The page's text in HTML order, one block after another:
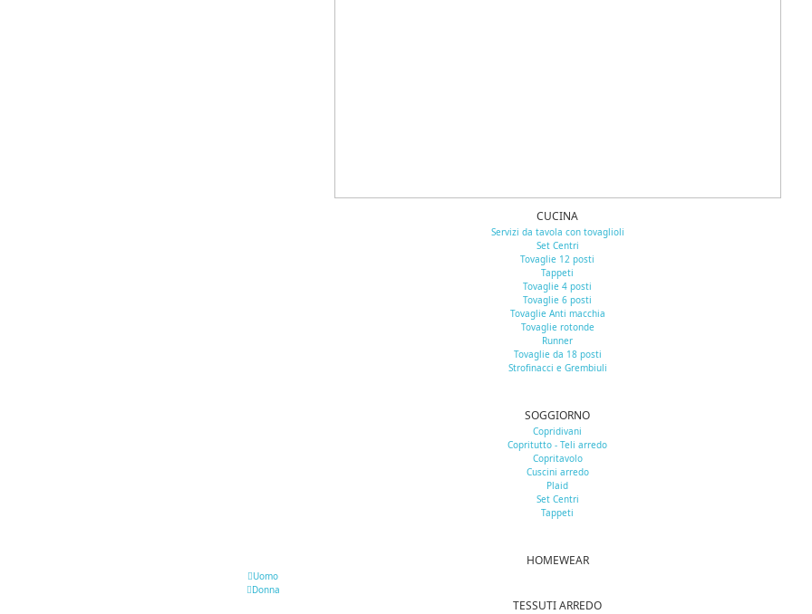
CUCINA
Servizi da tavola con tovaglioli
Set Centri
Tovaglie 12 posti
Tappeti
Tovaglie 4 posti
Tovaglie 6 posti
Tovaglie Anti macchia
Tovaglie rotonde
Runner
Tovaglie da 18 posti
Strofinacci e Grembiuli
SOGGIORNO
Copridivani
Copritutto - Teli arredo
Copritavolo
Cuscini arredo
Plaid
Set Centri
Tappeti
HOMEWEAR
Uomo
Donna
TESSUTI ARREDO